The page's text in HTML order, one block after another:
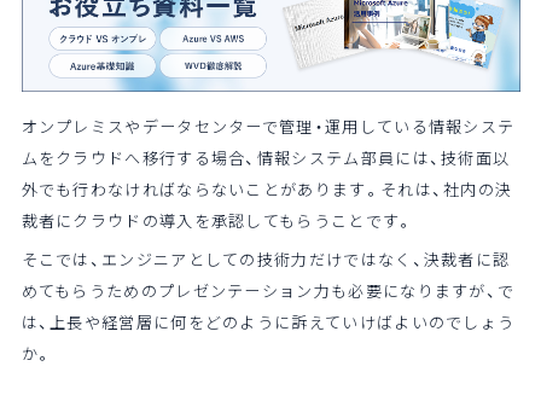
オンプレミスやデータセンターで管理・運用している情報システ
ムをクラウドへ移行する場合、情報システム部員には、技術面以
外でも行わなければならないことがあります。それは、社内の決
裁者にクラウドの導入を承認してもらうことです。
そこでは、エンジニアとしての技術力だけではなく、決裁者に認
めてもらうためのプレゼンテーション力も必要になりますが、で
は、上長や経営層に何をどのように訴えていけばよいのでしょう
か。